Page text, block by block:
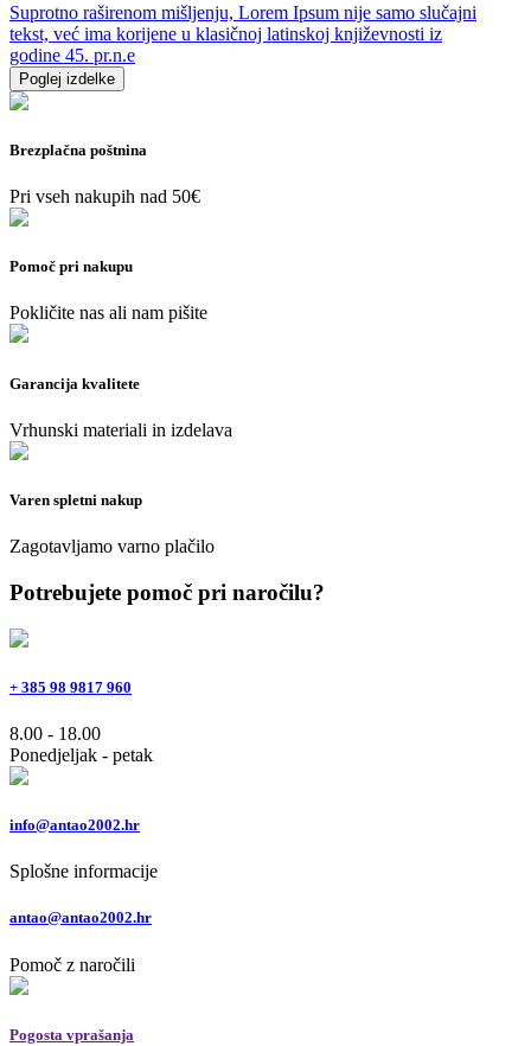
Suprotno raširenom mišljenju, Lorem Ipsum nije samo slučajni
tekst, već ima korijene u klasičnoj latinskoj književnosti iz
godine 45. pr.n.e
Poglej izdelke
Brezplačna poštnina
Pri vseh nakupih nad 50€
Pomoč pri nakupu
Pokličite nas ali nam pišite
Garancija kvalitete
Vrhunski materiali in izdelava
Varen spletni nakup
Zagotavljamo varno plačilo
Potrebujete pomoč pri naročilu?
+ 385 98 9817 960
8.00 - 18.00
Ponedjeljak - petak
info@antao2002.hr
Splošne informacije
antao@antao2002.hr
Pomoč z naročili
Pogosta vprašanja